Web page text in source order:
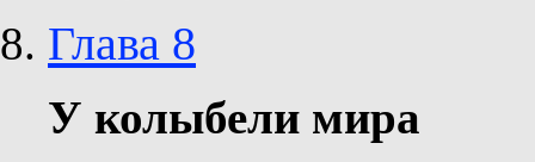
Глава 8
У колыбели мира